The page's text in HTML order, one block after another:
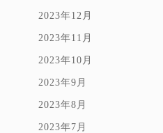
2023年12月
2023年11月
2023年10月
2023年9月
2023年8月
2023年7月